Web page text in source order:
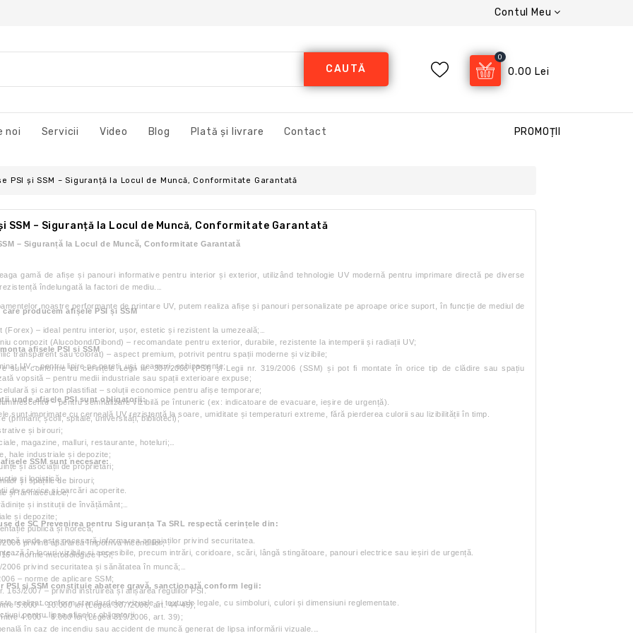
Contul Meu
CAUTĂ
0
0.00 Lei
noi Servicii Video Blog Plată și livrare Contact PROMOȚII
PSI și SSM – Siguranță la Locul de Muncă, Conformitate Garantată
SSM – Siguranță la Locul de Muncă, Conformitate Garantată
– Siguranță la Locul de Muncă, Conformitate Garantată
gamă de afișe și panouri informative pentru interior și exterior, utilizând tehnologie UV modernă pentru imprimare directă pe diverse
îndelungată la factori de mediu.
care producem afișele PSI și SSM
noastre performante de printare UV, putem realiza afișe și panouri personalizate pe aproape orice suport, în funcție de mediul de
(Forex) – ideal pentru interior, ușor, estetic și rezistent la umezeală;
compozit (Alucobond/Dibond) – recomandate pentru exterior, durabile, rezistente la intemperii și radiații UV;
transparent sau colorat) – aspect premium, potrivit pentru spații moderne și vizibile;
UV – pentru lipire pe pereți, uși, geamuri, echipamente;
vopsită – pentru medii industriale sau spații exterioare expuse;
și carton plastifiat – soluții economice pentru afișe temporare;
– pentru semnalizare vizibilă pe întuneric (ex: indicatoare de evacuare, ieșire de urgență).
sunt imprimate cu cerneală UV rezistentă la soare, umiditate și temperaturi extreme, fără pierderea culorii sau lizibilității în timp.
afișele PSI și SSM
sunt conforme cu cerințele Legii nr. 307/2006 (PSI) și Legii nr. 319/2006 (SSM) și pot fi montate în orice tip de clădire sau spațiu
unde afișele PSI sunt obligatorii:
(primării, școli, spitale, universități, biblioteci);
și birouri;
magazine, malluri, restaurante, hoteluri;
hale industriale și depozite;
și asociații de proprietari;
și logistică;
de service și parcări acoperite.
SSM sunt necesare:
și spațiile de birouri;
și farmaceutice;
și instituții de învățământ;
și depozite;
publică și horeca;
unde este necesară informarea angajaților privind securitatea.
în locuri vizibile și accesibile, precum intrări, coridoare, scări, lângă stingătoare, panouri electrice sau ieșiri de urgență.
de SC Prevenirea pentru Siguranța Ta SRL respectă cerințele din:
2006 privind apărarea împotriva incendiilor;
– norme metodologice PSI;
2006 privind securitatea și sănătatea în muncă;
– norme de aplicare SSM;
163/2007 – privind instruirea și afișarea regulilor PSI.
realizat conform standardelor vizuale și textuale legale, cu simboluri, culori și dimensiuni reglementate.
pentru lipsa afișelor obligatorii
PSI și SSM constituie abatere gravă, sancționată conform legii:
5.000 – 10.000 lei (Legea 307/2006, art. 44-45);
4.000 – 8.000 lei (Legea 319/2006, art. 39);
în caz de incendiu sau accident de muncă generat de lipsa informării vizuale.